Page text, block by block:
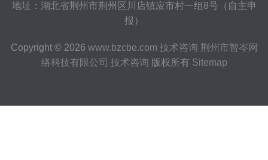
地址：湖北省荆州市荆州区川店镇应市村一组8号（自主申
报）
Copyright © 2026 www.bzcbe.com 技术咨询 荆州市智岑网
络科技有限公司 技术咨询 版权所有 Sitemap